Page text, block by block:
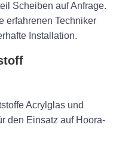
Scheiben auf Anfrage.
erfahrenen Techniker
Installation.
Acrylglas und
den Einsatz auf Hoora-